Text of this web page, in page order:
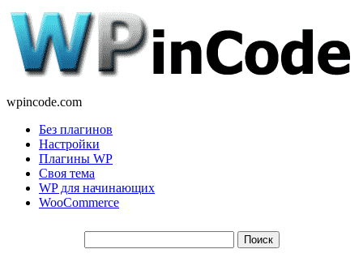
wpincode.com
Без плагинов
Настройки
Плагины WP
Своя тема
WP для начинающих
WooCommerce